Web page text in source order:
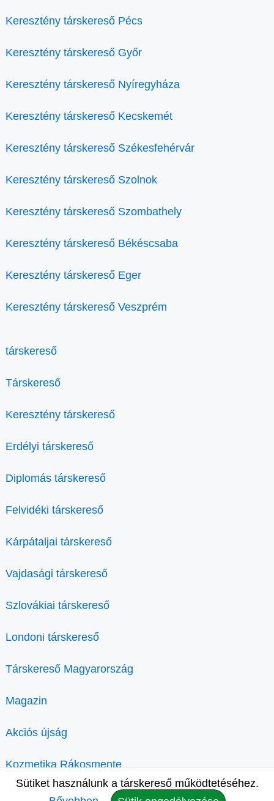
Keresztény társkereső Pécs
Keresztény társkereső Győr
Keresztény társkereső Nyíregyháza
Keresztény társkereső Kecskemét
Keresztény társkereső Székesfehérvár
Keresztény társkereső Szolnok
Keresztény társkereső Szombathely
Keresztény társkereső Békéscsaba
Keresztény társkereső Eger
Keresztény társkereső Veszprém
társkereső
Társkereső
Keresztény társkereső
Erdélyi társkereső
Diplomás társkereső
Felvidéki társkereső
Kárpátaljai társkereső
Vajdasági társkereső
Szlovákiai társkereső
Londoni társkereső
Társkereső Magyarország
Magazin
Akciós újság
Kozmetika Rákosmente
Sütiket használunk a társkereső működtetéséhez.